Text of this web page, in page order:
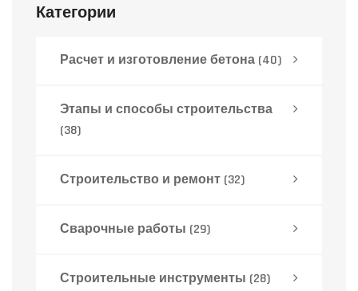
Категории
Расчет и изготовление бетона (40)
Этапы и способы строительства
(38)
Строительство и ремонт (32)
Сварочные работы (29)
Строительные инструменты (28)